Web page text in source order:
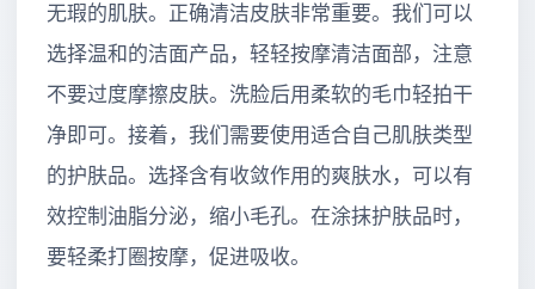
无瑕的肌肤。正确清洁皮肤非常重要。我们可以
选择温和的洁面产品，轻轻按摩清洁面部，注意
不要过度摩擦皮肤。洗脸后用柔软的毛巾轻拍干
净即可。接着，我们需要使用适合自己肌肤类型
的护肤品。选择含有收敛作用的爽肤水，可以有
效控制油脂分泌，缩小毛孔。在涂抹护肤品时，
要轻柔打圈按摩，促进吸收。